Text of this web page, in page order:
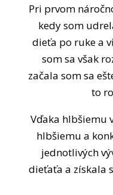
Pri prvom
kedy som
dieťa po ruke a
som sa však
začala som sa
to
Vďaka hlbšiemu
hlbšiemu a
jednotlivých
dieťaťa a získala